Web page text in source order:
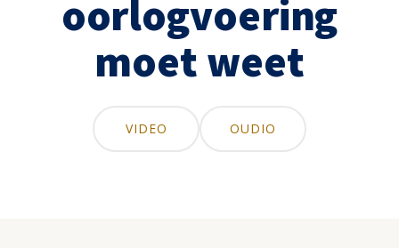
oorlogvoering
moet weet
VIDEO OUDIO